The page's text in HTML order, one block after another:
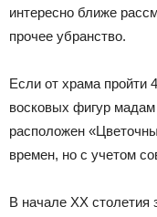
интересно ближе
прочее убранство.
Если от храма пройти
восковых фигур
расположен
времен, но с учетом
В начале ХХ столетия